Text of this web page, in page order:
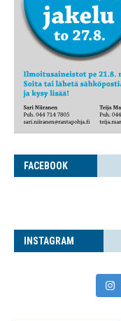
FACE­BOOK
INS­TA­GRAM